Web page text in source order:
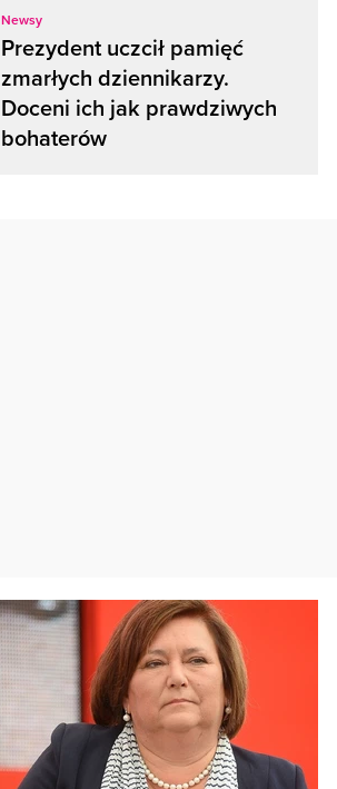
Newsy
Prezydent uczcił pamięć
zmarłych dziennikarzy.
Doceni ich jak prawdziwych
bohaterów